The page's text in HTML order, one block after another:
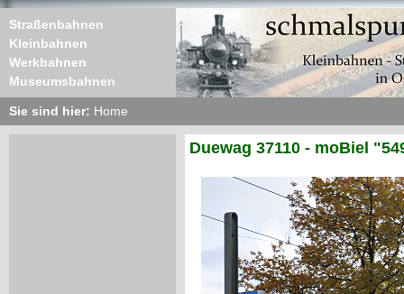
Straßenbahnen
Kleinbahnen
Werkbahnen
Museumsbahnen
Sie sind hier: Home
Duewag 37110 - moBiel